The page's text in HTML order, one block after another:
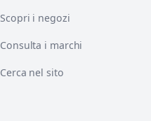
Scopri i negozi
Consulta i marchi
Cerca nel sito